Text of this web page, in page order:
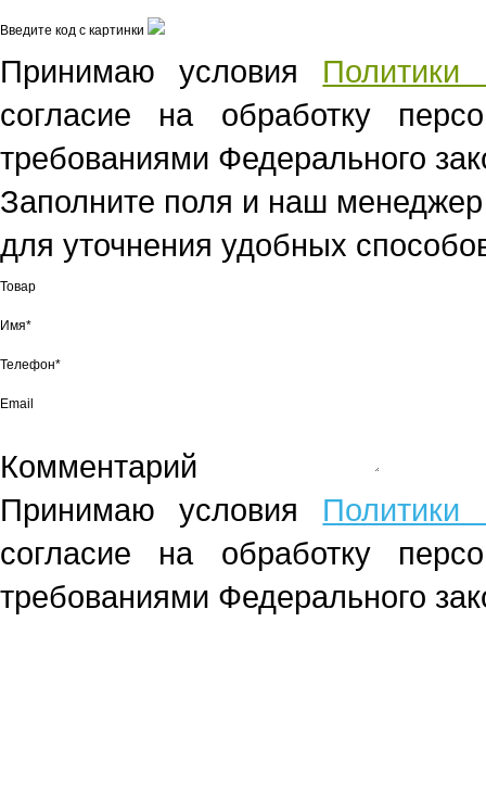
Введите код с картинки
Принимаю условия Политики
согласие на обработку
требованиями Федерального
Заполните поля и наш
для уточнения удобных
Товар
Имя*
Телефон*
Email
Комментарий
Принимаю условия Политики
согласие на обработку
требованиями Федерального